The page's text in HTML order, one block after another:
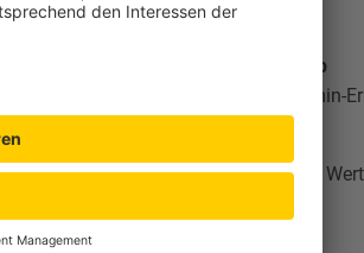
Weitere Informationen in der AbfallApp
Außer den Abfuhrterminen und der
Standorte und Öffnungszeiten der
Tonnenfinder